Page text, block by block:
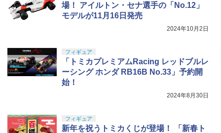
場！ アイルトン・セナ選手の「No.12」
モデルが11月16日発売
2024年10月2日
フィギュア
「トミカプレミアムRacing レッドブルレ
ーシング ホンダ RB16B No.33」予約開
始！
2024年8月30日
フィギュア
新年を祝うトミカくじが登場！ 「新春ト